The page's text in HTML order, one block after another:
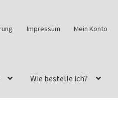
Impressum Mein Konto
Wie bestelle ich?